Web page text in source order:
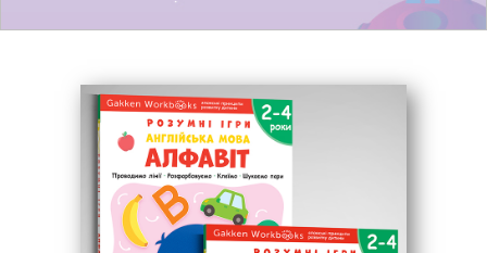
«Gakken. Розумні ігри. Розвиток логіки. Звірята.
«Gakken. Розумні ігри. Розвиток здібностей.
Кольори та форми. 2–4 роки»
«Gakken. Розумні ігри. Розвиток мислення. 2–4
роки»
«Gakken. Розумні ігри. Побудова навичок. 2–4
роки»
«Gakken. Розумні ігри. Підготовка до письма. 2–